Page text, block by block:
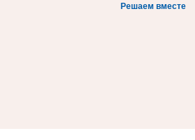
Решаем вместе